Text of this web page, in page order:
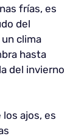
frías, es
del
clima
hasta
del invierno
los ajos, es